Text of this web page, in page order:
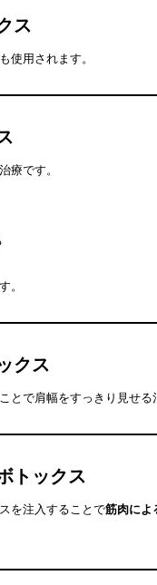
ス
使用されます。
療です。
。
クス
とで肩幅をすっきり見せる
トックス
を注入することで筋肉によ